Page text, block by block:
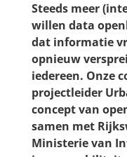
Steeds meer
willen data
dat informatie
opnieuw
iedereen. Onze
projectleider
concept van
samen met
Ministerie van